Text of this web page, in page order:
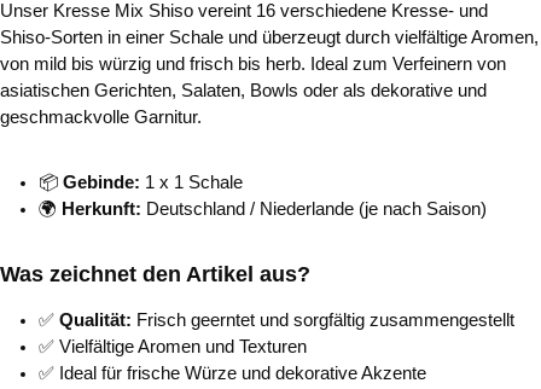
Unser Kresse Mix Shiso vereint 16 verschiedene Kresse- und
Shiso-Sorten in einer Schale und überzeugt durch vielfältige Aromen,
von mild bis würzig und frisch bis herb. Ideal zum Verfeinern von
asiatischen Gerichten, Salaten, Bowls oder als dekorative und
geschmackvolle Garnitur.
📦 Gebinde: 1 x 1 Schale
🌍 Herkunft: Deutschland / Niederlande (je nach Saison)
Was zeichnet den Artikel aus?
✅ Qualität: Frisch geerntet und sorgfältig zusammengestellt
✅ Vielfältige Aromen und Texturen
✅ Ideal für frische Würze und dekorative Akzente